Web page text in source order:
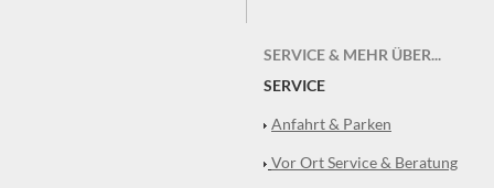
SERVICE & MEHR ÜBER...
SERVICE
Anfahrt & Parken
Vor Ort Service & Beratung